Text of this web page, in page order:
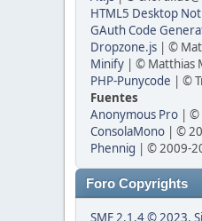
HTML5 Desktop
GAuth Code
Dropzone.js | ©
Minify | © Matthias
PHP-Punycode | ©
Fuentes
Anonymous Pro | ©
ConsolaMono | ©
Phennig | © 2009-
Foro Copyrights
SMF 2.1.4 © 2023,